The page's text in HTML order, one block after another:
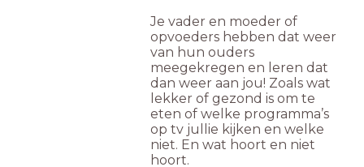
Je vader en moeder of
opvoeders hebben dat weer
van hun ouders
meegekregen en leren dat
dan weer aan jou! Zoals wat
lekker of gezond is om te
eten of welke programma’s
op tv jullie kijken en welke
niet. En wat hoort en niet
hoort.